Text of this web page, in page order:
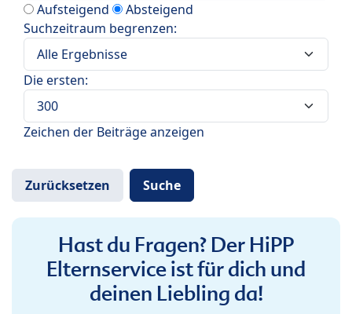
Aufsteigend
Absteigend
Suchzeitraum begrenzen:
Die ersten:
Zeichen der Beiträge anzeigen
Hast du Fragen? Der HiPP
Elternservice ist für dich und
deinen Liebling da!